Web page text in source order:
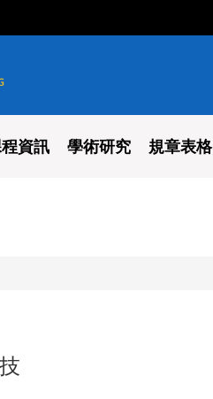
資訊 學術研究 規章表格